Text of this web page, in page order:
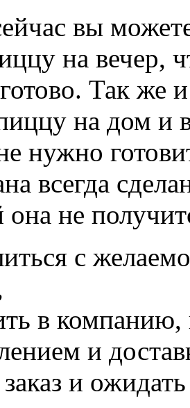
вы
на
Так же
на дом и
нужно
всегда
она не
с
в компанию,
и
заказ и